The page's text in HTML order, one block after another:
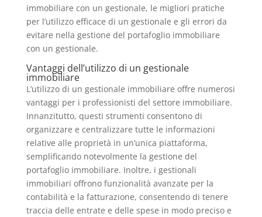
immobiliare con un gestionale, le migliori pratiche
per l’utilizzo efficace di un gestionale e gli errori da
evitare nella gestione del portafoglio immobiliare
con un gestionale.
Vantaggi dell’utilizzo di un gestionale
immobiliare
L’utilizzo di un gestionale immobiliare offre numerosi
vantaggi per i professionisti del settore immobiliare.
Innanzitutto, questi strumenti consentono di
organizzare e centralizzare tutte le informazioni
relative alle proprietà in un’unica piattaforma,
semplificando notevolmente la gestione del
portafoglio immobiliare. Inoltre, i gestionali
immobiliari offrono funzionalità avanzate per la
contabilità e la fatturazione, consentendo di tenere
traccia delle entrate e delle spese in modo preciso e